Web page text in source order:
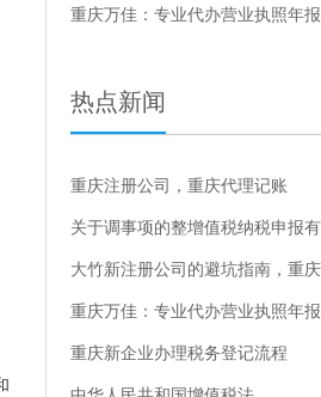
重庆万佳：专业代办营业执照年报
热点新闻
重庆注册公司，重庆代理记账
重庆万佳：专业代办营业执照年报
重庆新企业办理税务登记流程